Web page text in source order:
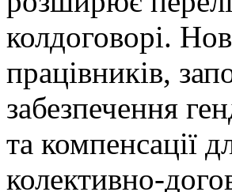
колдоговорі.
працівників,
забезпечення
та компенсації
колективно-